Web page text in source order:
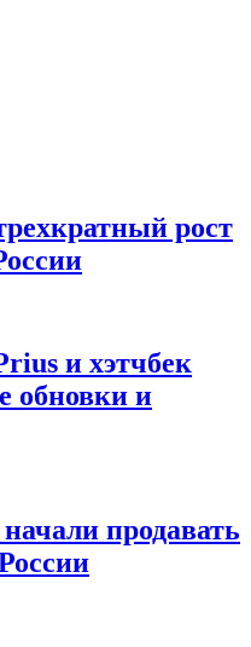
рост
и хэтчбек
обновки и
продавать